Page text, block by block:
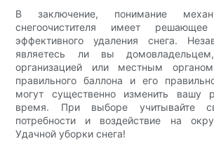
В заключение, понимание
снегоочистителя имеет
эффективного удаления снега.
являетесь ли вы
организацией или местным
правильного баллона и его
могут существенно изменить вашу
время. При выборе учитывайте
потребности и воздействие на
Удачной уборки снега!